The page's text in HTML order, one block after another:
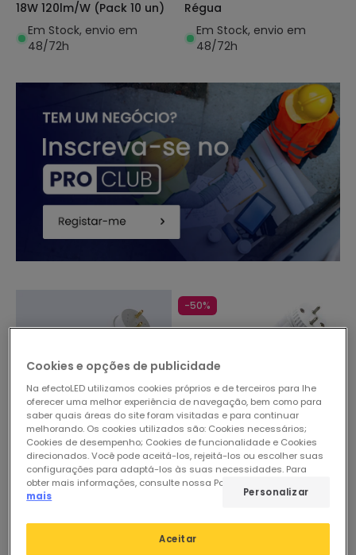
18W 120lm/W (Pack 10 un)
Em Stock, envio em
48/72h
Régua
Em Stock, envio em
48/72h
33,49 €
(12)
-50%
Antes 203,25 €
101,64 €
Tubo LED T8 G13 120 cm
Cookies e opções de publicidade
Na efectoLED utilizamos cookies próprios e de terceiros para lhe
oferecer uma melhor experiência de navegação, bem como para
saber quais áreas do site foram visitadas e para continuar
melhorando. Os cookies utilizados são: Cookies necessários;
Cookies de desempenho; Cookies de funcionalidade e Cookies
direcionados. Você pode aceitá-los, rejeitá-los ou escolher suas
configurações para adaptá-los às suas necessidades. Para
obter mais informações, consulte nossa Política de Cookies.
mais
Aceitar
Personalizar